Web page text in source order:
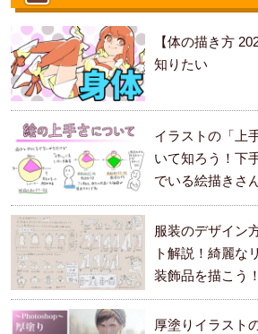
【体の描き方
知りたい
イラストの「上
いて知ろう！下
でいる絵描きさ
服装のデザイン
ト解説！綺麗な
装飾品を描こう！
厚塗りイラスト